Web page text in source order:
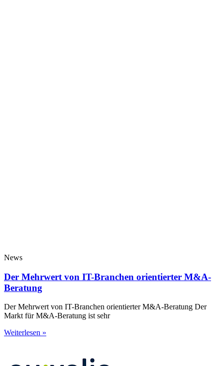
News
Der Mehrwert von IT-Branchen orientierter M&A-
Beratung
Der Mehrwert von IT-Branchen orientierter M&A-Beratung Der
Markt für M&A-Beratung ist sehr
Weiterlesen »